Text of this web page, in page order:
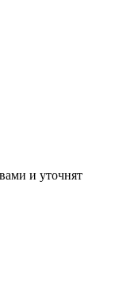
и уточнят